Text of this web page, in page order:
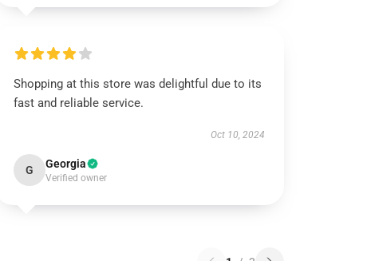
Shopping at this store was delightful due to its
fast and reliable service.
Oct 10, 2024
G Georgia
Verified owner